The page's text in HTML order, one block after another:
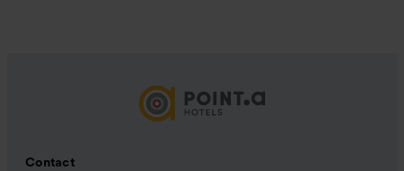
Contact